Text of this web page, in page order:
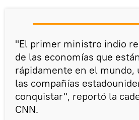
"El primer ministro indio
de las economías que
rápidamente en el mundo,
las compañías
conquistar", reportó la
CNN.